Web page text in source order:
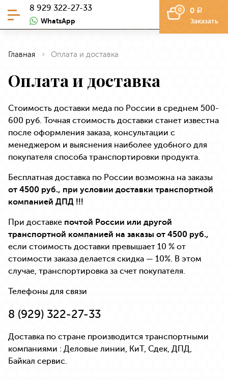
8 929 322-27-33
WhatsApp
0 0 a
Заказать
Главная Оплата и доставка
Оплата и доставка
Стоимость доставки меда по России в среднем 500-
600 руб. Точная стоимость доставки станет известна
после оформления заказа, консультации с
менеджером и выяснения наиболее удобного для
покупателя способа транспортировки продукта.
Бесплатная доставка по России возможна на заказы
от 4500 руб., при условии доставки транспортной
компанией ДПД !!!
При доставке почтой России или другой
транспортной компанией на заказы от 4500 руб.,
если стоимость доставки превышает 10 % от
стоимости заказа делается скидка — 10%. В этом
случае, транспортировка за счет покупателя.
Телефоны для связи
8 (929) 322-27-33
Доставка по стране производится транспортными
компаниями : Деловые линии, КиТ, Сдек, ДПД,
Байкал сервис.